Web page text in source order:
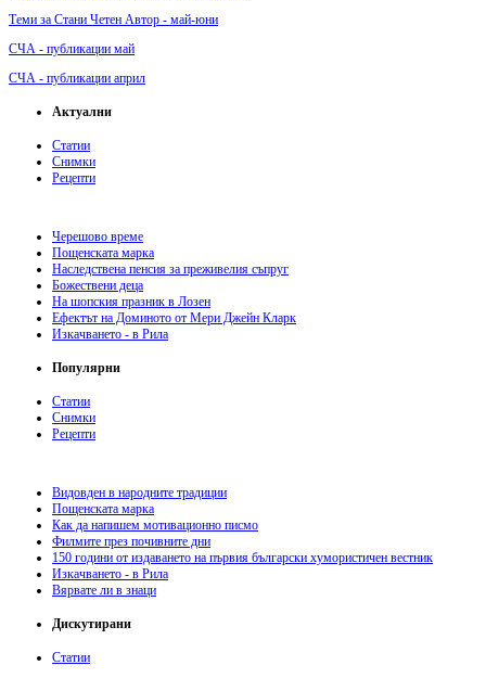
Теми за Стани Четен Автор - май-юни
СЧА - публикации май
СЧА - публикации април
Актуални
Статии
Снимки
Рецепти
Черешово време
Пощенската марка
Наследствена пенсия за преживелия съпруг
Божествени деца
На шопския празник в Лозен
Ефектът на Доминото от Мери Джейн Кларк
Изкачването - в Рила
Популярни
Статии
Снимки
Рецепти
Видовден в народните традиции
Пощенската марка
Как да напишем мотивационно писмо
Филмите през почивните дни
150 години от издаването на първия български хумористичен вестник
Изкачването - в Рила
Вярвате ли в знаци
Дискутирани
Статии